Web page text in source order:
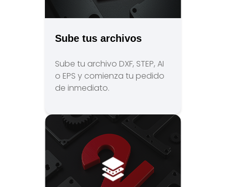
Sube tus archivos
Sube tu archivo DXF, STEP, AI
o EPS y comienza tu pedido
de inmediato.